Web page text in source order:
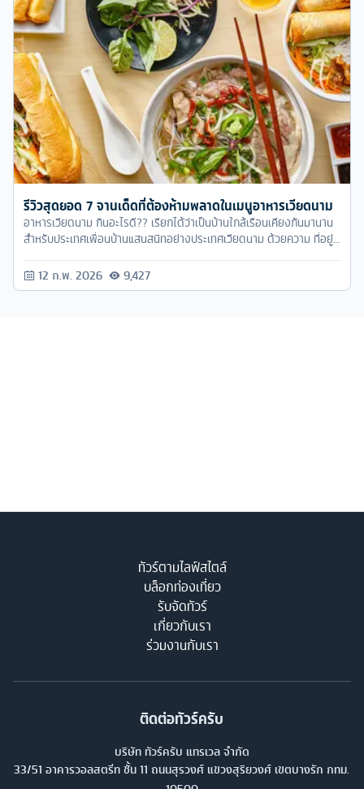
รีวิวสุดยอด 7 จานเด็ดที่ต้องห้ามพลาดในเมนูอาหารเวียดนาม
อาหารเวียดนาม กินอะไรดี?? เรียกได้ว่าเป็นบ้านใกล้เรือนเคียงกันมานาน
สำหรับประเทศเพื่อนบ้านแสนสนิทอย่างประเทศเวียดนาม ด้วยความ ที่อยู่
แตกต่างกันมากนัก
12 ก.พ. 2026 9,427
ทัวร์ตามไลฟ์สไตล์
บล็อกท่องเที่ยว
รับจัดทัวร์
เกี่ยวกับเรา
ร่วมงานกับเรา
ติดต่อทัวร์ครับ
บริษัท ทัวร์ครับ แทรเวล จำกัด
33/51 อาคารวอลสตรีท ชั้น 11 ถนนสุรวงศ์ แขวงสุริยวงศ์ เขตบางรัก กทม.